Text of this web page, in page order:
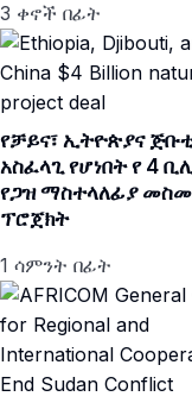
3 ቀኖች በፊት
የቻይና፣ ኢትዮጵያና
አስፈላጊ የሆነበት የ 4
የጋዝ ማስተላለፊያ
ፕሮጀክት
1 ሳምንት በፊት